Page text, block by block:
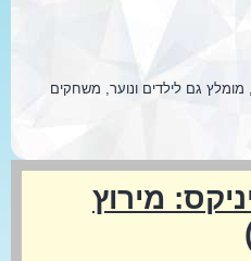
מומלץ גם לילדים ונוער, משחקים
מירוץ